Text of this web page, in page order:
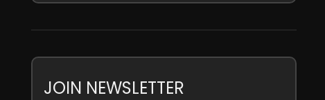
JOIN NEWSLETTER